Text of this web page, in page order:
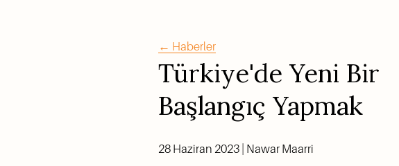
← Haberler
Türkiye'de Yeni Bir
Başlangıç Yapmak
28 Haziran 2023 | Nawar Maarri